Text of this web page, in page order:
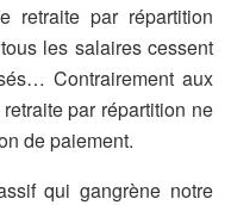
retraite par répartition
les salaires cessent
Contrairement aux
par répartition ne
de paiement.
qui gangrène notre